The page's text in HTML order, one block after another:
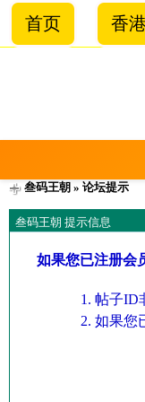
首页 香
叁码王朝 » 论坛提示
叁码王朝 提示信息
如果您已注册会
帖子ID
如果您